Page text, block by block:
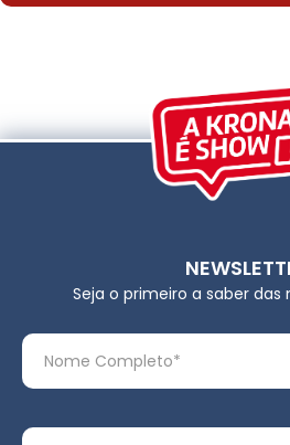
Seja o primeiro a saber das